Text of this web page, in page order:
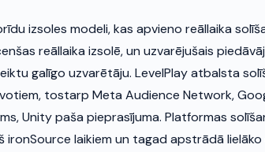
izsoles modeli, kas apvieno reāllaika
reāllaika izsolē, un uzvarējušais
galīgo uzvarētāju. LevelPlay atbalsta
tostarp Meta Audience Network,
Unity paša pieprasījuma. Platformas
ironSource laikiem un tagad apstrādā